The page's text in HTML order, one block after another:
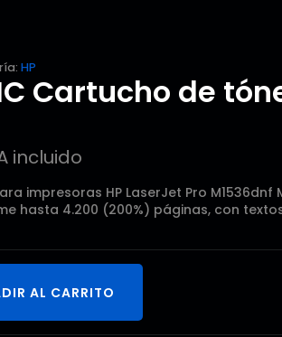
HP
Cartucho de
incluido
impresoras HP LaserJet Pro M1536dnf
hasta 4.200 (200%) páginas, con
AL CARRITO